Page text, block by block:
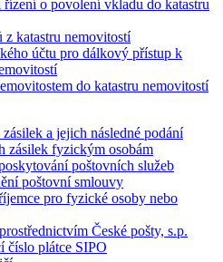
řízení o povolení vkladu do katastru
z katastru nemovitostí
účtu pro dálkový přístup k
do katastru nemovitostí
a jejich následné podání
zásilek fyzickým osobám
poštovních služeb
poštovní smlouvy
pro fyzické osoby nebo
České pošty, s.p.
číslo plátce SIPO